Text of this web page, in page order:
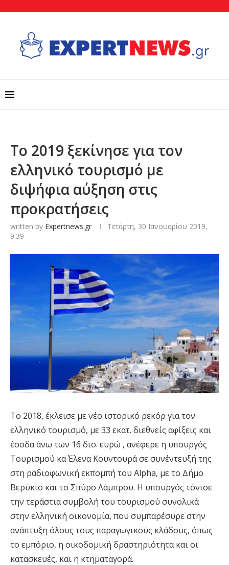
Το 2019 ξεκίνησε για τον
ελληνικό τουρισμό με
διψήφια αύξηση στις
προκρατήσεις
written by Expertnews.gr
Τετάρτη, 30 Ιανουαρίου 2019,
9:39
Το 2018, έκλεισε με νέο ιστορικό ρεκόρ για τον
ελληνικό τουρισμό, με 33 εκατ. διεθνείς αφίξεις και
έσοδα άνω των 16 δισ. ευρώ , ανέφερε η υπουργός
Τουρισμού κα Έλενα Κουντουρά σε συνέντευξή της
στη ραδιοφωνική εκπομπή του Alpha, με το Δήμο
Βερύκιο και το Σπύρο Λάμπρου. Η υπουργός τόνισε
την τεράστια συμβολή του τουρισμού συνολικά
στην ελληνική οικονομία, που συμπαρέσυρε στην
ανάπτυξη όλους τους παραγωγικούς κλάδους, όπως
το εμπόριο, η οικοδομική δραστηριότητα και οι
κατασκευές, και η κτηματαγορά.